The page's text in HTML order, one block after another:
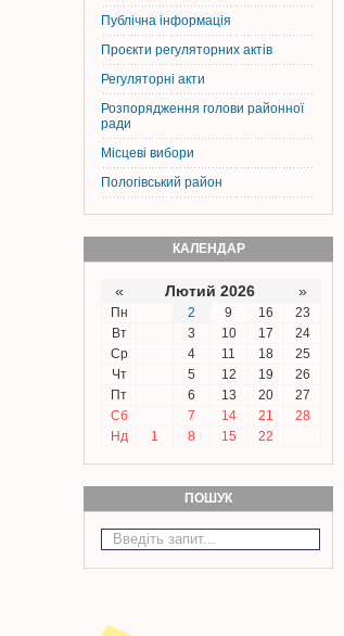
Публічна інформація
Проєкти регуляторних актів
Регуляторні акти
Розпорядження голови районної
ради
Місцеві вибори
Пологівський район
КАЛЕНДАР
« Лютий 2026 »
Пн 2 9 16
23
Вт
3 10 17
24
Ср
4 11 18
25
Чт
5 12 19
26
Пт
6 13 20
27
Сб
7 14 21
28
Нд
1 8 15 22
ПОШУК